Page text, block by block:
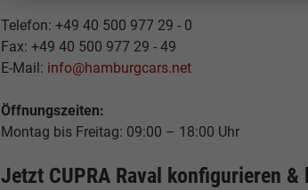
Telefon: +49 40 500 977 29 - 0
Fax: +49 40 500 977 29 - 49
E-Mail: info@hamburgcars.net
Öffnungszeiten:
Montag bis Freitag: 09:00 – 18:00 Uhr
Jetzt CUPRA Raval konfigurieren &